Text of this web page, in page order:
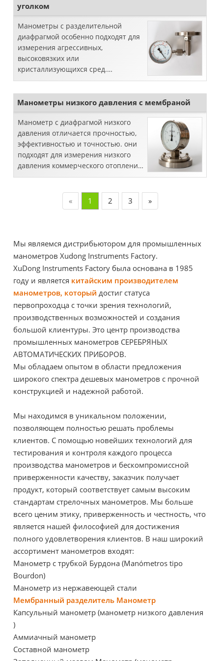
уголком
Манометры с разделительной
диафрагмой особенно подходят для
измерения агрессивных,
высоковязких или
кристаллизующихся сред.
Мембранный разделитель
горячей, вязкой или коррозии ...
Манометры низкого давления с мембраной
Манометр с диафрагмой низкого
давления отличается прочностью,
эффективностью и точностью. они
подходят для измерения низкого
давления коммерческого отопления,
измерения уровня, распределения
« 1 2 3 »
Мы являемся дистрибьютором для промышленных
манометров Xudong Instruments Factory.
XuDong Instruments Factory была основана в 1985
году и является китайским производителем
манометров, который достиг статуса
первопроходца с точки зрения технологий,
производственных возможностей и создания
большой клиентуры. Это центр производства
промышленных манометров СЕРЕБРЯНЫХ
АВТОМАТИЧЕСКИХ ПРИБОРОВ.
Мы обладаем опытом в области предложения
широкого спектра дешевых манометров с прочной
конструкцией и надежной работой.
Мы находимся в уникальном положении,
позволяющем полностью решать проблемы
клиентов. С помощью новейших технологий для
тестирования и контроля каждого процесса
производства манометров и бескомпромиссной
приверженности качеству, заказчик получает
продукт, который соответствует самым высоким
стандартам стрелочных манометров. Мы больше
всего ценим этику, приверженность и честность, что
является нашей философией для достижения
полного удовлетворения клиентов. В наш широкий
ассортимент манометров входят:
Манометр с трубкой Бурдона (Manómetros tipo
Bourdon)
Манометр из нержавеющей стали
Мембранный разделитель Манометр
Капсульный манометр (манометр низкого давления
)
Аммиачный манометр
Составной манометр